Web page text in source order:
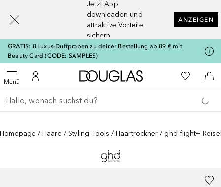
Jetzt App
downloaden und
attraktive Vorteile
sichern
ANZEIGEN
GRATIS: 8 Luxus-Duftproben zu deiner Bestellung ab 89 € mit
Beauty Card (CODE: SAMPLES)
MenüMenü öffnenZu Meinem Kundenkonto
Zur Douglas Startseite
Zu Meiner
Gehe zurück
Suche ausführen
Homepage Haare Styling Tools Haartrockner ghd flight+
[navigation.slideout.screenreader]